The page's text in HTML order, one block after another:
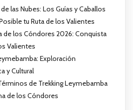
las Nubes: Los Guías y Caballos
tu Ruta de los Valientes
de los Cóndores 2026: Conquista
Valientes
Exploración
y Cultural
de Trekking Leymebamba
de los Cóndores